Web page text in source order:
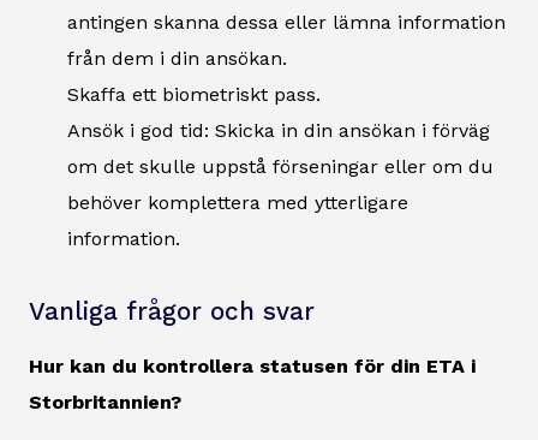
antingen skanna dessa eller lämna information
från dem i din ansökan.
Skaffa ett biometriskt pass.
Ansök i god tid: Skicka in din ansökan i förväg
om det skulle uppstå förseningar eller om du
behöver komplettera med ytterligare
information.
Vanliga frågor och svar
Hur kan du kontrollera statusen för din ETA i
Storbritannien?